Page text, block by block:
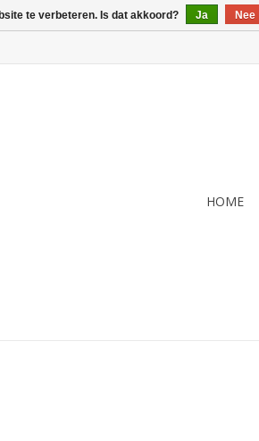
HOME
te verbeteren. Is dat akkoord? Ja Nee